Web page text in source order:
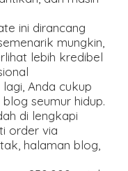
ini dirancang
mungkin,
lebih kredibel
lagi, Anda cukup
seumur hidup.
di lengkapi
order via
halaman blog,